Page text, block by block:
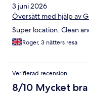
3 juni 2026
Översätt med hjälp av
Super location. Clean
Roger, 3 nätters resa
Verifierad recension
8/10 Mycket bra